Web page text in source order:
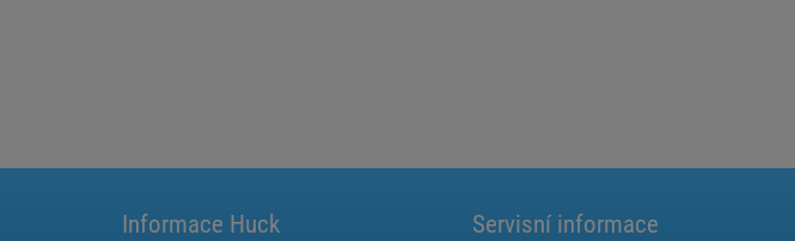
Informace Huck Servisní informace